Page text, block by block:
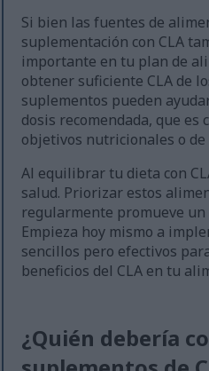
Si bien las fuentes de
suplementación con CLA
importante en tu plan de
obtener suficiente CLA de
suplementos pueden
dosis recomendada, que es
objetivos nutricionales o de
Al equilibrar tu dieta con
salud. Priorizar estos
regularmente promueve
Empieza hoy mismo a
sencillos pero efectivos
beneficios del CLA en tu
¿Quién debería